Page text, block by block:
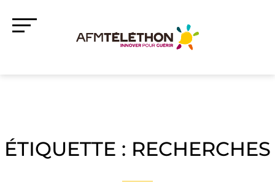
ÉTIQUETTE : RECHERCHES